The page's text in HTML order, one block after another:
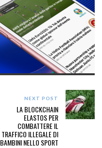
NEXT POST
LA BLOCKCHAIN
ELASTOS PER
COMBATTERE IL
TRAFFICO ILLEGALE DI
BAMBINI NELLO SPORT